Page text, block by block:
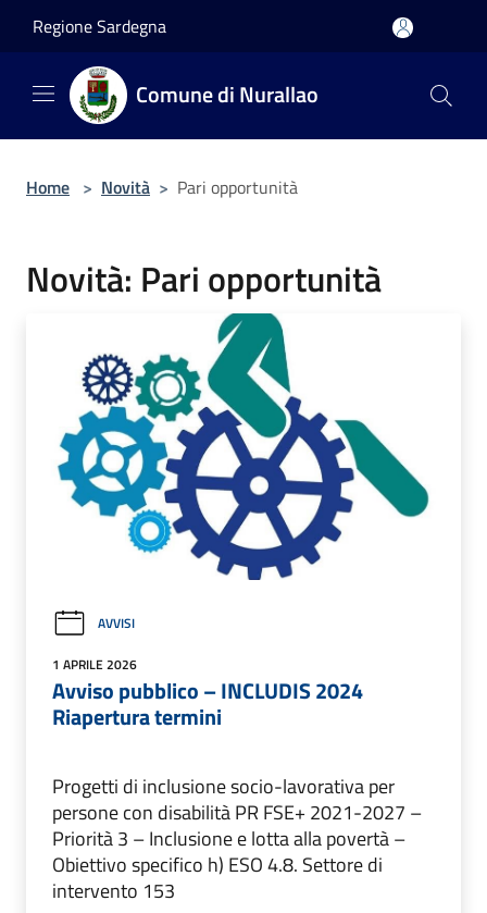
Regione Sardegna
Comune di Nurallao
Home > Novità > Pari opportunità
Novità: Pari opportunità
AVVISI
1 APRILE 2026
Avviso pubblico – INCLUDIS 2024
Riapertura termini
Progetti di inclusione socio-lavorativa per
persone con disabilità PR FSE+ 2021-2027 –
Priorità 3 – Inclusione e lotta alla povertà –
Obiettivo specifico h) ESO 4.8. Settore di
intervento 153